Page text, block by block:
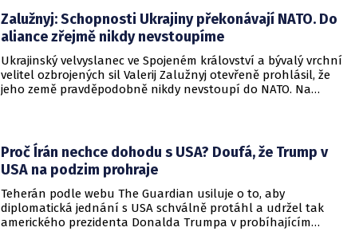
Zalužnyj: Schopnosti Ukrajiny překonávají NATO. Do
aliance zřejmě nikdy nevstoupíme
Ukrajinský velvyslanec ve Spojeném království a bývalý vrchní
velitel ozbrojených sil Valerij Zalužnyj otevřeně prohlásil, že
jeho země pravděpodobně nikdy nevstoupí do NATO. Na
nedosažitelné.
Proč Írán nechce dohodu s USA? Doufá, že Trump v
USA na podzim prohraje
Teherán podle webu The Guardian usiluje o to, aby
diplomatická jednání s USA schválně protáhl a udržel tak
amerického prezidenta Donalda Trumpa v probíhajícím